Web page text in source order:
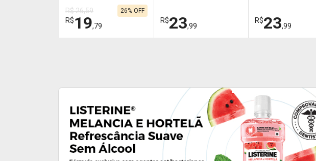
R$ 26,59
R$19,79
26% OFF
R$23,99
R$23,99